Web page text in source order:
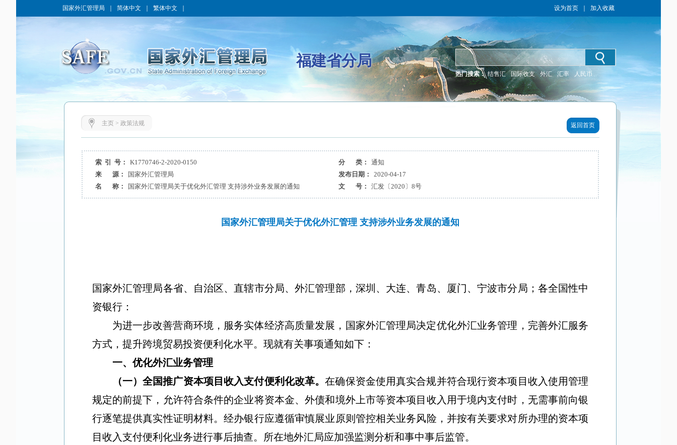
国家外汇管理局 简体中文 繁体中文 设为首页 加入收藏
福建省分局
热门搜索： 结售汇 国际收支 外汇 汇率 人民币
主页> 政策法规 返回首页
索 引 号： K1770746-2-2020-0150 分 类：
通知
来 源：
国家外汇管理局 发布日期：
2020-04-17
名 称：
国家外汇管理局关于优化外汇管理 支持涉外业务发展的通知 文 号： 汇发〔2020〕8号
国家外汇管理局关于优化外汇管理 支持涉外业务发展的通知
国家外汇管理局各省、自治区、直辖市分局、外汇管理部，深圳、大连、青岛、厦门、宁波市分局；各全国性中
资银行：
为进一步改善营商环境，服务实体经济高质量发展，国家外汇管理局决定优化外汇业务管理，完善外汇服务
方式，提升跨境贸易投资便利化水平。现就有关事项通知如下：
一、优化外汇业务管理
（一）全国推广资本项目收入支付便利化改革。在确保资金使用真实合规并符合现行资本项目收入使用管理
规定的前提下，允许符合条件的企业将资本金、外债和境外上市等资本项目收入用于境内支付时，无需事前向银
行逐笔提供真实性证明材料。经办银行应遵循审慎展业原则管控相关业务风险，并按有关要求对所办理的资本项
目收入支付便利化业务进行事后抽查。所在地外汇局应加强监测分析和事中事后监管。